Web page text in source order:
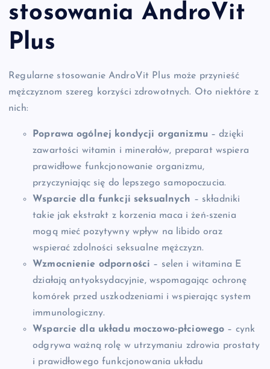
stosowania AndroVit
Plus
Regularne stosowanie AndroVit Plus może przynieść
mężczyznom szereg korzyści zdrowotnych. Oto niektóre z
nich:
Poprawa ogólnej kondycji organizmu– dzięki
zawartości witamin i minerałów, preparat wspiera
prawidłowe funkcjonowanie organizmu,
przyczyniając się do lepszego samopoczucia.
Wsparcie dla funkcji seksualnych – składniki
takie jak ekstrakt z korzenia maca i żeń-szenia
mogą mieć pozytywny wpływ na libido oraz
wspierać zdolności seksualne mężczyzn.
Wzmocnienie odporności – selen i witamina E
działają antyoksydacyjnie, wspomagając ochronę
komórek przed uszkodzeniami i wspierając system
immunologiczny.
Wsparcie dla układu moczowo-płciowego – cynk
odgrywa ważną rolę w utrzymaniu zdrowia prostaty
i prawidłowego funkcjonowania układu